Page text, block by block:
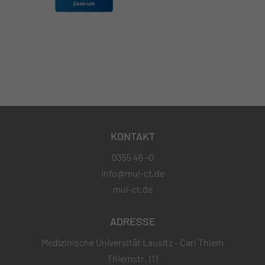
KONTAKT
0355 46 -0
info@mul-ct.de
mul-ct.de
ADRESSE
Medizinische Universität Lausitz - Carl Thiem
Thiemstr. 111